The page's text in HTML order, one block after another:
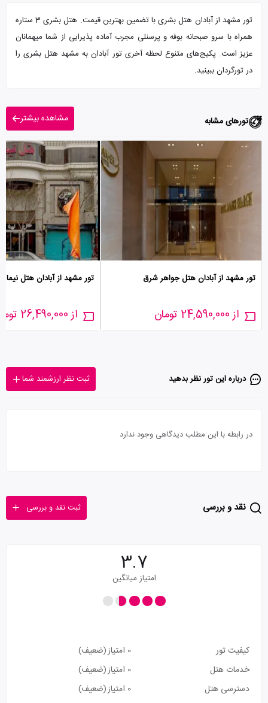
تور مشهد از آبادان هتل بشری با تضمین بهترین قیمت. هتل بشری 3 ستاره
همراه با سرو صبحانه بوفه و پرسنلی مجرب آماده پذیرایی از شما میهمانان
عزیز است. پکیج‌های متنوع لحظه آخری تور آبادان به مشهد هتل بشری را
در تورگردان ببینید.
تورهای مشابه مشاهده بیشتر
تور مشهد از آبادان هتل جواهر شرق
از 24,590,000 تومان
تور مشهد از آبادان هتل نیما
از 26,490,000 تومان
درباره این تور‌ نظر بدهید ثبت نظر ارزشمند شما
در رابطه با این مطلب دیدگاهی وجود ندارد
نقد و بررسی ثبت نقد و بررسی
3.7
امتیاز میانگین
کیفیت تور 0 امتیاز
(ضعیف)
خدمات هتل
0 امتیاز
(ضعیف)
دسترسی هتل
0 امتیاز
(ضعیف)